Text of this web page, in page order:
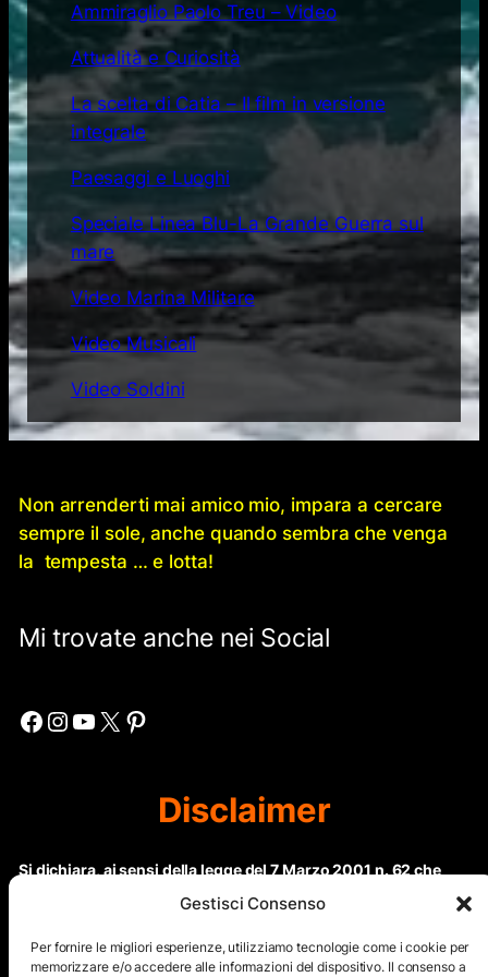
Gestisci Consenso
Per fornire le migliori esperienze, utilizziamo tecnologie come i cookie per
memorizzare e/o accedere alle informazioni del dispositivo. Il consenso a
Ammiraglio Paolo Treu – Video
Attualità e Curiosità
La scelta di Catia – Il film in versione
integrale
Paesaggi e Luoghi
Speciale Linea Blu-La Grande Guerra sul
mare
Video Marina Militare
Video Musicali
Video Soldini
Non arrenderti mai amico mio, impara a cercare
sempre il sole, anche quando sembra che venga
la tempesta … e lotta!
Mi trovate anche nei Social
Facebook Instagram YouTube X Pinterest
Disclaimer
Si dichiara, ai sensi della legge del 7 Marzo 2001 n. 62 che
questo sito non rientra nella categoria di “Informazione
regolari. Le immagini dei collaboratori detentori del
Copyright © sono riproducibili solo dietro specifica